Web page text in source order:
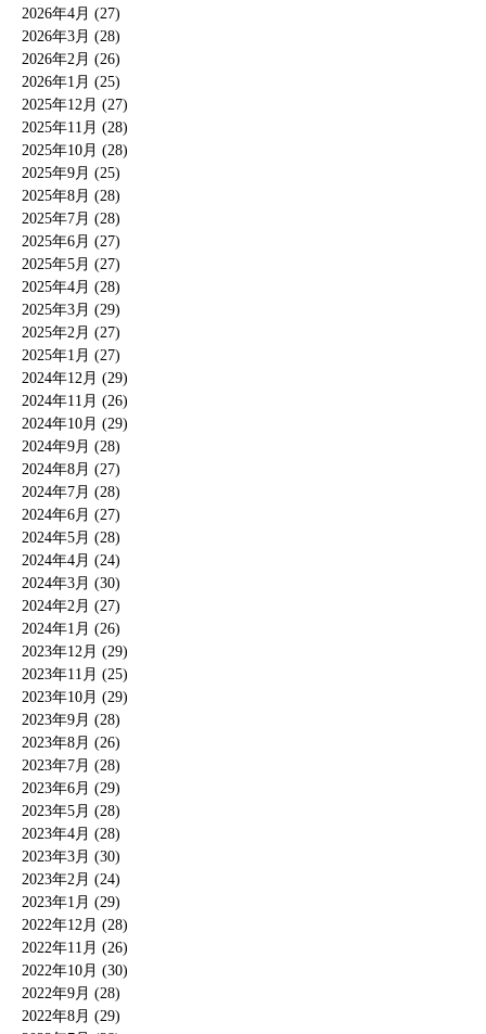
2026年4月 (27)
2026年3月 (28)
2026年2月 (26)
2026年1月 (25)
2025年12月 (27)
2025年11月 (28)
2025年10月 (28)
2025年9月 (25)
2025年8月 (28)
2025年7月 (28)
2025年6月 (27)
2025年5月 (27)
2025年4月 (28)
2025年3月 (29)
2025年2月 (27)
2025年1月 (27)
2024年12月 (29)
2024年11月 (26)
2024年10月 (29)
2024年9月 (28)
2024年8月 (27)
2024年7月 (28)
2024年6月 (27)
2024年5月 (28)
2024年4月 (24)
2024年3月 (30)
2024年2月 (27)
2024年1月 (26)
2023年12月 (29)
2023年11月 (25)
2023年10月 (29)
2023年9月 (28)
2023年8月 (26)
2023年7月 (28)
2023年6月 (29)
2023年5月 (28)
2023年4月 (28)
2023年3月 (30)
2023年2月 (24)
2023年1月 (29)
2022年12月 (28)
2022年11月 (26)
2022年10月 (30)
2022年9月 (28)
2022年8月 (29)